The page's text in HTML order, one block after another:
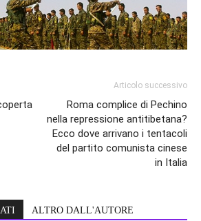
Articolo successivo
Roma complice di Pechino
nella repressione antitibetana?
Ecco dove arrivano i tentacoli
del partito comunista cinese
in Italia
ALTRO DALL'AUTORE